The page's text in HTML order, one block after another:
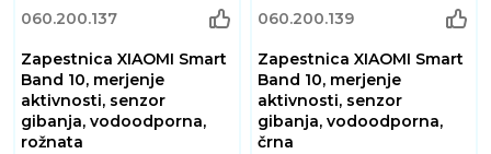
060.200.137
Zapestnica XIAOMI Smart
Band 10, merjenje
aktivnosti, senzor
gibanja, vodoodporna,
rožnata
060.200.139
Zapestnica XIAOMI Smart
Band 10, merjenje
aktivnosti, senzor
gibanja, vodoodporna,
črna